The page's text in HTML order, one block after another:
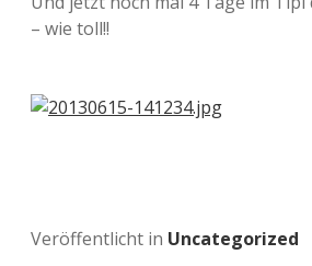
– wie toll!!
Veröffentlicht in Uncategorized